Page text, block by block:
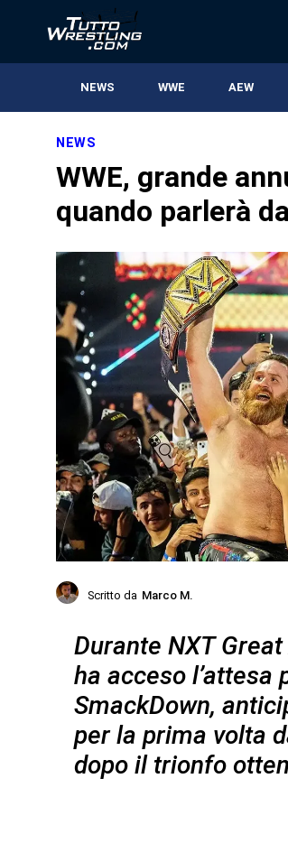
NEWS WWE AEW
NEWS
WWE, grande
quando parlerà
Scritto da Marco M.
Durante NXT
ha acceso
SmackDown,
per la prima volta
dopo il trionfo